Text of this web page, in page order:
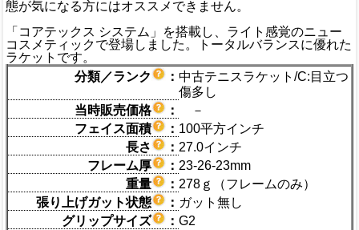
態が気になる方にはオススメできません。
「コアテックス システム」を搭載し、ライト感覚のニュー
コスメティックで登場しました。トータルバランスに優れた
ラケットです。
分類／ランク
： 中古テニスラケット/C:目立つ
傷多し
当時販売価格
：
－
フェイス面積
： 100平方インチ
長さ
： 27.0インチ
フレーム厚
： 23-26-23mm
重量
： 278ｇ（フレームのみ）
張り上げガット状態
： ガット無し
グリップサイズ
： G2